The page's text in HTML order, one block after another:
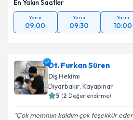
En Yakın Saatler
Yarın
09:00
Yarın
09:30
Yarın
10:00
Dt. Furkan Süren
Diş Hekimi
Diyarbakır, Kayapınar
5 (2 Değerlendirme)
Çok memnun kaldım çok teşekkür